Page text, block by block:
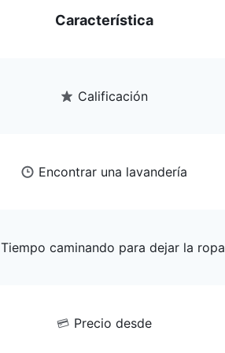
Característica
Calificación
Encontrar una lavandería
Tiempo caminando para dejar la ropa
Precio desde